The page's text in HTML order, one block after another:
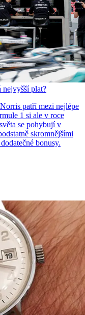
nejvyšší plat?
patří mezi nejlépe
1 si ale v roce
se pohybují v
skromnějšími
bonusy.